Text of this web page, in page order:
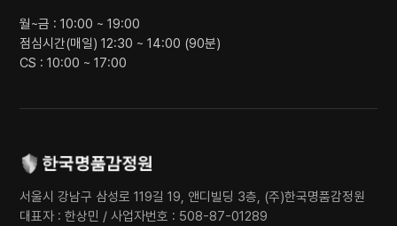
월~금 : 10:00 ~ 19:00
점심시간(매일) 12:30 ~ 14:00 (90분)
CS : 10:00 ~ 17:00
서울시 강남구 삼성로 119길 19, 앤디빌딩 3층, (주)한국명품감정원
대표자 : 한상민 / 사업자번호 : 508-87-01289